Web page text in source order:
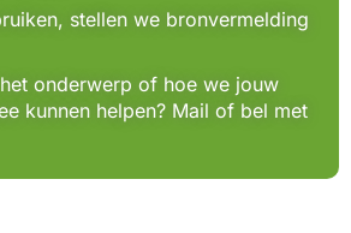
stellen we bronvermelding
onderwerp of hoe we jouw
kunnen helpen? Mail of bel met